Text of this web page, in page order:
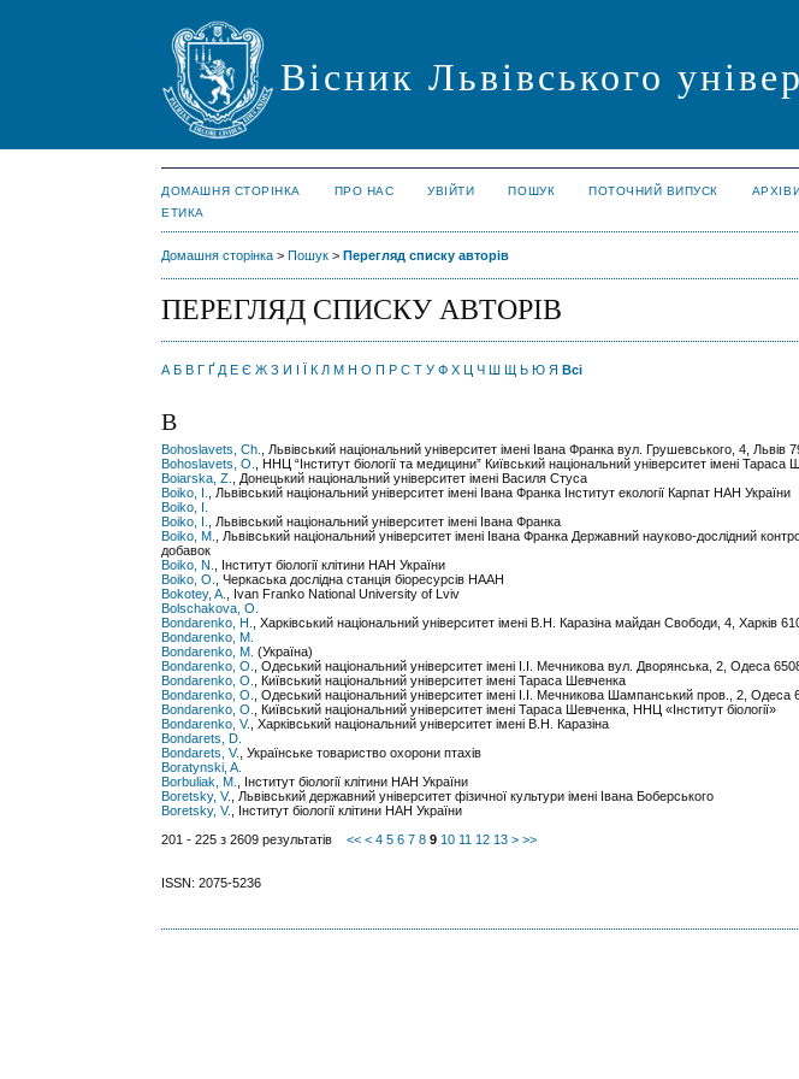
Вісник Львівського
ДОМАШНЯ СТОРІНКА ПРО НАС УВІЙТИ ПОШУК ПОТОЧНИЙ ВИПУСК
ЕТИКА
Домашня сторінка >Пошук >Перегляд списку авторів
ПЕРЕГЛЯД СПИСКУ АВТОРІВ
А Б В Г Ґ Д Е Є Ж З И І Ї К Л М Н О П Р С Т У Ф Х Ц Ч Ш Щ Ь Ю Я Всі
B
Bohoslavets, Ch., Львівський національний університет імені Івана Франка вул. Грушевського, 4, Львів
Bohoslavets, O., ННЦ “Інститут біології та медицини” Київський національний університет імені Тараса
Boiarska, Z., Донецький національний університет імені Василя Стуса
Boiko, I., Львівський національний університет імені Івана Франка Інститут екології Карпат НАН України
Boiko, I.
Boiko, I., Львівський національний університет імені Івана Франка
Boiko, M., Львівський національний університет імені Івана Франка Державний науково-дослідний
добавок
Boiko, N., Інститут біології клітини НАН України
Boiko, О., Черкаська дослідна станція біоресурсів НААН
Bokotey, A., Ivan Franko National University of Lviv
Bolschakova, O.
Bondarenko, H., Харківський національний університет імені В.Н. Каразіна майдан Свободи, 4, Харків
Bondarenko, M.
Bondarenko, M. (Україна)
Bondarenko, O., Одеський національний університет імені І.І. Мечникова вул. Дворянська, 2, Одеса
Bondarenko, O., Київський національний університет імені Тараса Шевченка
Bondarenko, O., Одеський національний університет імені І.І. Мечникова Шампанський пров., 2, Одеса
Bondarenko, O., Київський національний університет імені Тараса Шевченка, ННЦ «Інститут біології»
Bondarenko, V., Харківський національний університет імені В.Н. Каразіна
Bondarets, D.
Bondarets, V., Українське товариство охорони птахів
Boratynski, A.
Borbuliak, M., Інститут біології клітини НАН України
Boretsky, V., Львівський державний університет фізичної культури імені Івана Боберського
Boretsky, V., Інститут біології клітини НАН України
201 - 225 з 2609 результатів<< < 4 5 6 7 8 9 10 11 12 13 > >>
ISSN: 2075-5236